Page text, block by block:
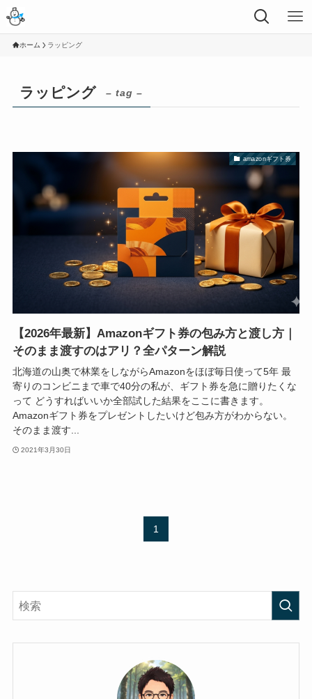
ホーム ラッピング
ラッピング – tag –
amazonギフト券
【2026年最新】Amazonギフト券の包み方と渡し方｜
そのまま渡すのはアリ？全パターン解説
北海道の山奥で林業をしながらAmazonをほぼ毎日使って5年 最
寄りのコンビニまで車で40分の私が、ギフト券を急に贈りたくな
って どうすればいいか全部試した結果をここに書きます。
Amazonギフト券をプレゼントしたいけど包み方がわからない。
そのまま渡す...
2021年3月30日
1